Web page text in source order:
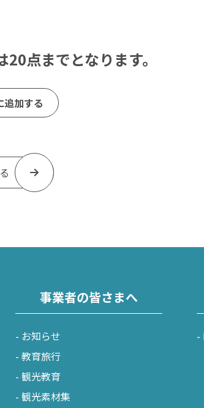
点までとなります。
追加する
事業者の皆さまへ
お知らせ
教育旅行
観光教育
観光素材集